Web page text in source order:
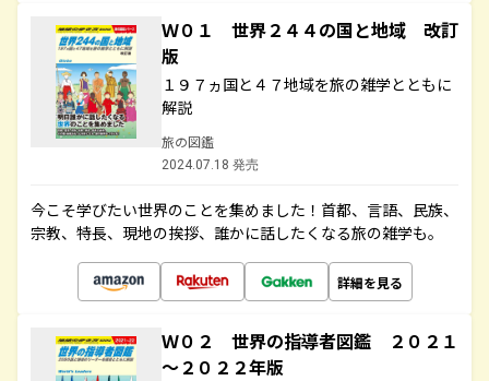
Ｗ０１ 世界２４４の国と地域 改訂
版
１９７ヵ国と４７地域を旅の雑学とともに
解説
旅の図鑑
2024.07.18 発売
今こそ学びたい世界のことを集めました！首都、言語、民族、
宗教、特長、現地の挨拶、誰かに話したくなる旅の雑学も。
詳細を見る
Ｗ０２ 世界の指導者図鑑 ２０２１
～２０２２年版